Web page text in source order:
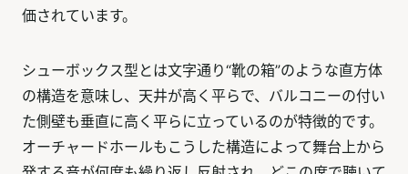
価されています。
シューボックス型とは文字通り“靴の箱”のような直方体
の構造を意味し、天井が高く平らで、バルコニーの付い
た側壁も垂直に高く平らに立っているのが特徴的です。
オーチャードホールもこうした構造によって舞台上から